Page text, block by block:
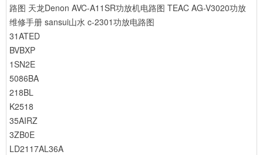
路图 天龙Denon AVC-A11SR功放机电路图 TEAC AG-V3020功放
维修手册 sansui山水 c-2301功放电路图
31ATED
BVBXP
1SN2E
5086BA
218BL
K2518
35AIRZ
3ZB0E
LD2117AL36A